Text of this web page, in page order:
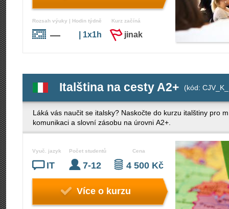
Rozsah výuky | Hodin týdně
— | 1x1h
Kurz začíná
jinak
Italština na cesty A2+ (kód:
Láká vás naučit se italsky? Naskočte do kurzu italštiny pro
komunikaci a slovní zásobu na úrovni A2+.
Vyuč. jazyk
IT
Počet studentů
7-12
Cena
4 500 Kč
Více o kurzu